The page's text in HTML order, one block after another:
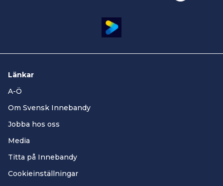
Länkar
A-Ö
Om Svensk Innebandy
Jobba hos oss
Media
Titta på Innebandy
Cookieinställningar